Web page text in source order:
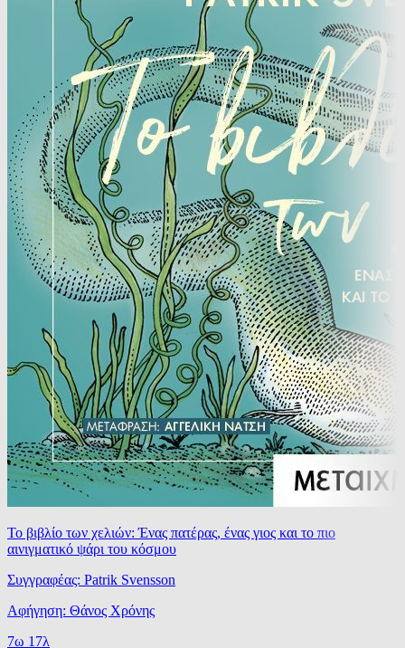
Το βιβλίο των χελιών: Ένας πατέρας, ένας γιος και το πιο
αινιγματικό ψάρι του κόσμου
Συγγραφέας: Patrik Svensson
Αφήγηση: Θάνος Χρόνης
7ω 17λ